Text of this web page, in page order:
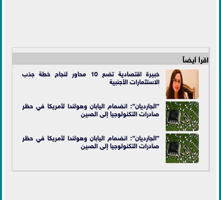
اقرأ أيضاً
خبيرة اقتصادية تضع 10 محاور لنجاح خطة جذب
الاستثمارات الأجنبية
”الجارديان”: انضمام اليابان وهولندا لأمريكا في حظر
صادرات التكنولوجيا إلى الصين
”الجارديان”: انضمام اليابان وهولندا لأمريكا في حظر
صادرات التكنولوجيا إلى الصين